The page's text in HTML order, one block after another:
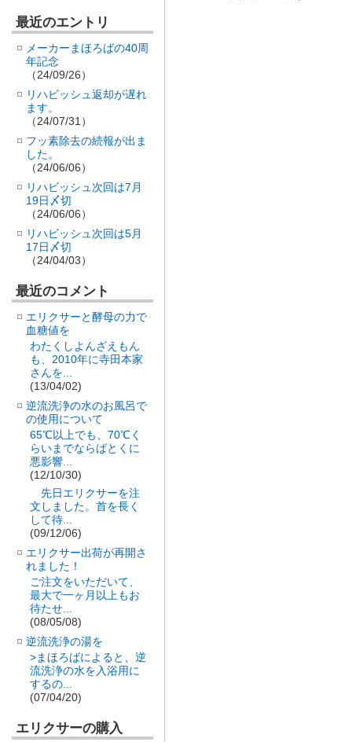
最近のエントリ
メーカーまほろばの40周
年記念
（24/09/26）
リハビッシュ返却が遅れ
ます。
（24/07/31）
フッ素除去の続報が出ま
した。
（24/06/06）
リハビッシュ次回は7月
19日〆切
（24/06/06）
リハビッシュ次回は5月
17日〆切
（24/04/03）
最近のコメント
エリクサーと酵母の力で
血糖値を
わたくしよんざえもん
も、2010年に寺田本家
さんを...
(13/04/02)
逆流洗浄の水のお風呂で
の使用について
65℃以上でも、70℃く
らいまでならばとくに
悪影響...
(12/10/30)
先日エリクサーを注
文しました。首を長く
して待...
(09/12/06)
エリクサー出荷が再開さ
れました！
ご注文をいただいて、
最大で一ヶ月以上もお
待たせ...
(08/05/08)
逆流洗浄の湯を
>まほろばによると、逆
流洗浄の水を入浴用に
するの...
(07/04/20)
エリクサーの購入